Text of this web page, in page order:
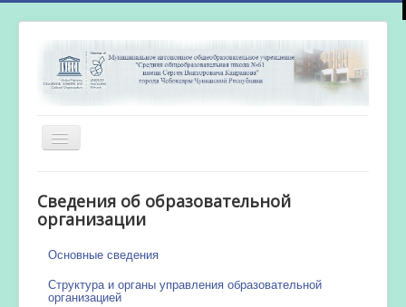
Включить/
выключить
Новости
Сведения об образовательной
организации
Основные сведения
Структура и органы управления образовательной
организацией